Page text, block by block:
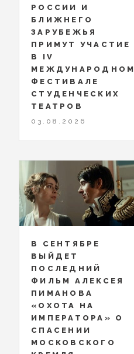
РОССИИ И
БЛИЖНЕГО
ЗАРУБЕЖЬЯ
ПРИМУТ УЧАСТИЕ
В IV
МЕЖДУНАРОДНОМ
ФЕСТИВАЛЕ
СТУДЕНЧЕСКИХ
ТЕАТРОВ
03.08.2026
В СЕНТЯБРЕ
ВЫЙДЕТ
ПОСЛЕДНИЙ
ФИЛЬМ АЛЕКСЕЯ
ПИМАНОВА
«ОХОТА НА
ИМПЕРАТОРА» О
СПАСЕНИИ
МОСКОВСКОГО